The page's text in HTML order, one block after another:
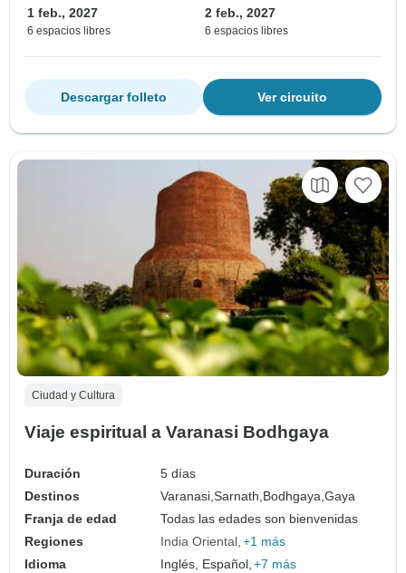
1 feb., 2027
6 espacios libres
2 feb., 2027
6 espacios libres
Ver circuito
Descargar folleto
Ciudad y Cultura
Viaje espiritual a Varanasi Bodhgaya
Duración
5 días
Destinos
Varanasi,Sarnath,Bodhgaya,Gaya
Franja de edad
Todas las edades son bienvenidas
Regiones
India Oriental +1 más
Idioma
Inglés, Español, +7 más